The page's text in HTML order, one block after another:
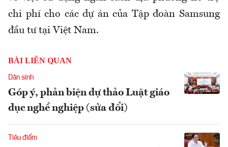
chi phí cho các dự án của Tập đoàn Samsung
đầu tư tại Việt Nam.
BÀI LIÊN QUAN
Dân sinh
Góp ý, phản biện dự thảo Luật giáo
dục nghề nghiệp (sửa đổi)
Tiêu điểm